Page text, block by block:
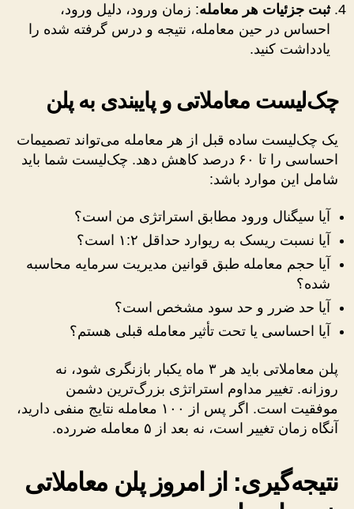
ثبت جزئیات هر معامله: زمان ورود، دلیل ورود،
احساس در حین معامله، نتیجه و درس گرفته شده را
یادداشت کنید.
چک‌لیست معاملاتی و پایبندی به پلن
یک چک‌لیست ساده قبل از هر معامله می‌تواند تصمیمات
احساسی را تا ۶۰ درصد کاهش دهد. چک‌لیست شما باید
شامل این موارد باشد:
آیا سیگنال ورود مطابق استراتژی من است؟
آیا نسبت ریسک به ریوارد حداقل ۱:۲ است؟
آیا حجم معامله طبق قوانین مدیریت سرمایه محاسبه
شده؟
آیا حد ضرر و حد سود مشخص است؟
آیا احساسی یا تحت تأثیر معامله قبلی هستم؟
پلن معاملاتی باید هر ۳ ماه یکبار بازنگری شود، نه
روزانه. تغییر مداوم استراتژی بزرگ‌ترین دشمن
موفقیت است. اگر پس از ۱۰۰ معامله نتایج منفی دارید،
آنگاه زمان تغییر است، نه بعد از ۵ معامله ضررده.
نتیجه‌گیری: از امروز پلن معاملاتی